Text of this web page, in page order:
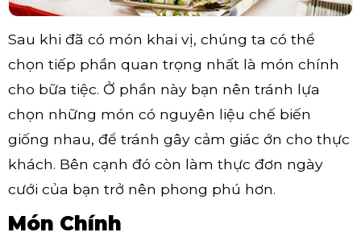
Sau khi đã có món khai vị, chúng ta có thể
chọn tiếp phần quan trọng nhất là món chính
cho bữa tiệc. Ở phần này bạn nên tránh lựa
chọn những món có nguyên liệu chế biến
giống nhau, để tránh gây cảm giác ớn cho thực
khách. Bên cạnh đó còn làm thực đơn ngày
cưới của bạn trở nên phong phú hơn.
Món Chính